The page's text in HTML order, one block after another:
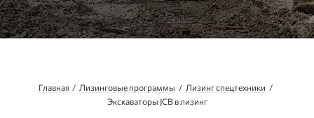
Главная Лизинговые программы
Лизинг спецтехники
Экскаваторы JCB в лизинг